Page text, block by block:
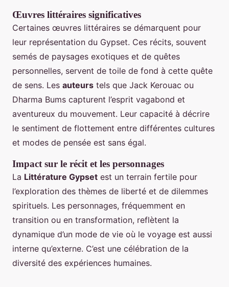
Œuvres littéraires significatives
Certaines œuvres littéraires se démarquent pour
leur représentation du Gypset. Ces récits, souvent
semés de paysages exotiques et de quêtes
personnelles, servent de toile de fond à cette quête
de sens. Les auteurs tels que Jack Kerouac ou
Dharma Bums capturent l’esprit vagabond et
aventureux du mouvement. Leur capacité à décrire
le sentiment de flottement entre différentes cultures
et modes de pensée est sans égal.
Impact sur le récit et les personnages
La Littérature Gypset est un terrain fertile pour
l’exploration des thèmes de liberté et de dilemmes
spirituels. Les personnages, fréquemment en
transition ou en transformation, reflètent la
dynamique d’un mode de vie où le voyage est aussi
interne qu’externe. C’est une célébration de la
diversité des expériences humaines.